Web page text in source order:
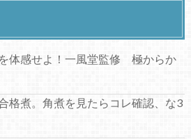
体感せよ！一風堂監修 極からか
格煮。角煮を見たらコレ確認、な3